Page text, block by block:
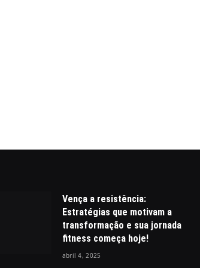
Vença a resistência:
Estratégias que motivam a
transformação e sua jornada
fitness começa hoje!
abril 4, 2025